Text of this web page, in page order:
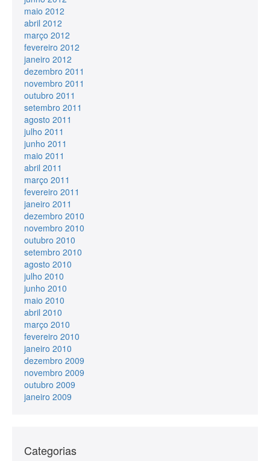
maio 2012
abril 2012
março 2012
fevereiro 2012
janeiro 2012
dezembro 2011
novembro 2011
outubro 2011
setembro 2011
agosto 2011
julho 2011
junho 2011
maio 2011
abril 2011
março 2011
fevereiro 2011
janeiro 2011
dezembro 2010
novembro 2010
outubro 2010
setembro 2010
agosto 2010
julho 2010
junho 2010
maio 2010
abril 2010
março 2010
fevereiro 2010
janeiro 2010
dezembro 2009
novembro 2009
outubro 2009
janeiro 2009
Categorias